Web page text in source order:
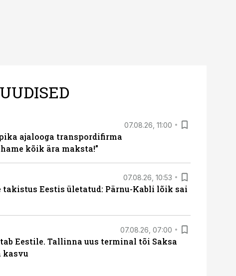
07.08.26, 11:00
ajalooga transpordifirma
kõik ära maksta!”
07.08.26, 10:53
Eestis ületatud: Pärnu-Kabli lõik sai
07.08.26, 07:00
Eestile. Tallinna uus terminal tõi Saksa